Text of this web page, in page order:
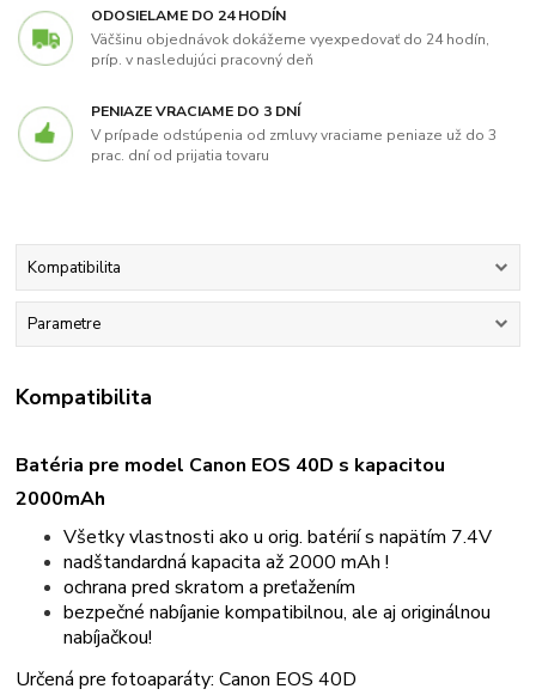
ODOSIELAME DO 24 HODÍN
Väčšinu objednávok dokážeme vyexpedovať do 24 hodín,
príp. v nasledujúci pracovný deň
PENIAZE VRACIAME DO 3 DNÍ
V prípade odstúpenia od zmluvy vraciame peniaze už do 3
prac. dní od prijatia tovaru
Kompatibilita
Parametre
Kompatibilita
Batéria pre model Canon EOS 40D s kapacitou
2000mAh
Všetky vlastnosti ako u orig. batérií s napätím 7.4V
nadštandardná kapacita až 2000 mAh !
ochrana pred skratom a preťažením
bezpečné nabíjanie kompatibilnou, ale aj originálnou
nabíjačkou!
Určená pre fotoaparáty: Canon EOS 40D